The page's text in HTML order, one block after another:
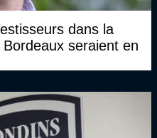
dans la
seraient en